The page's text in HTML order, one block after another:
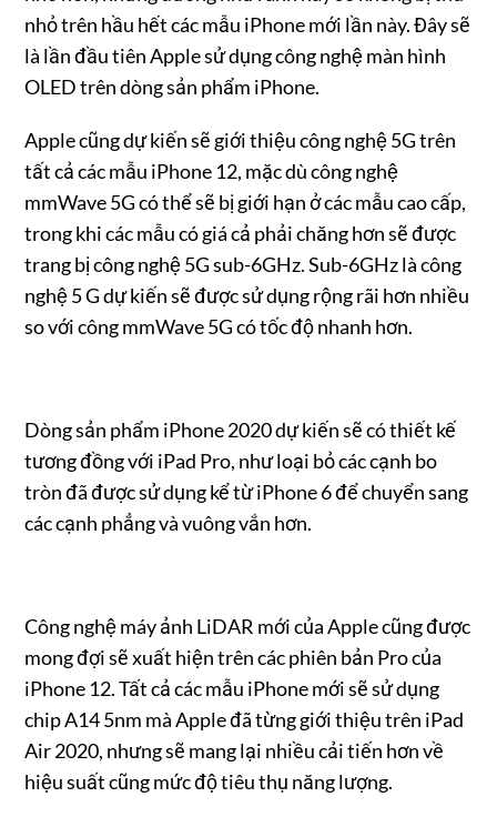
nhỏ trên hầu hết các mẫu iPhone mới lần này. Đây sẽ
là lần đầu tiên Apple sử dụng công nghệ màn hình
OLED trên dòng sản phẩm iPhone.
Apple cũng dự kiến sẽ giới thiệu công nghệ 5G trên
tất cả các mẫu iPhone 12, mặc dù công nghệ
mmWave 5G có thể sẽ bị giới hạn ở các mẫu cao cấp,
trong khi các mẫu có giá cả phải chăng hơn sẽ được
trang bị công nghệ 5G sub-6GHz. Sub-6GHz là công
nghệ 5 G dự kiến sẽ được sử dụng rộng rãi hơn nhiều
so với công mmWave 5G có tốc độ nhanh hơn.
Dòng sản phẩm iPhone 2020 dự kiến sẽ có thiết kế
tương đồng với iPad Pro, như loại bỏ các cạnh bo
tròn đã được sử dụng kể từ iPhone 6 để chuyển sang
các cạnh phẳng và vuông vắn hơn.
Công nghệ máy ảnh LiDAR mới của Apple cũng được
mong đợi sẽ xuất hiện trên các phiên bản Pro của
iPhone 12. Tất cả các mẫu iPhone mới sẽ sử dụng
chip A14 5nm mà Apple đã từng giới thiệu trên iPad
Air 2020, nhưng sẽ mang lại nhiều cải tiến hơn về
hiệu suất cũng mức độ tiêu thụ năng lượng.